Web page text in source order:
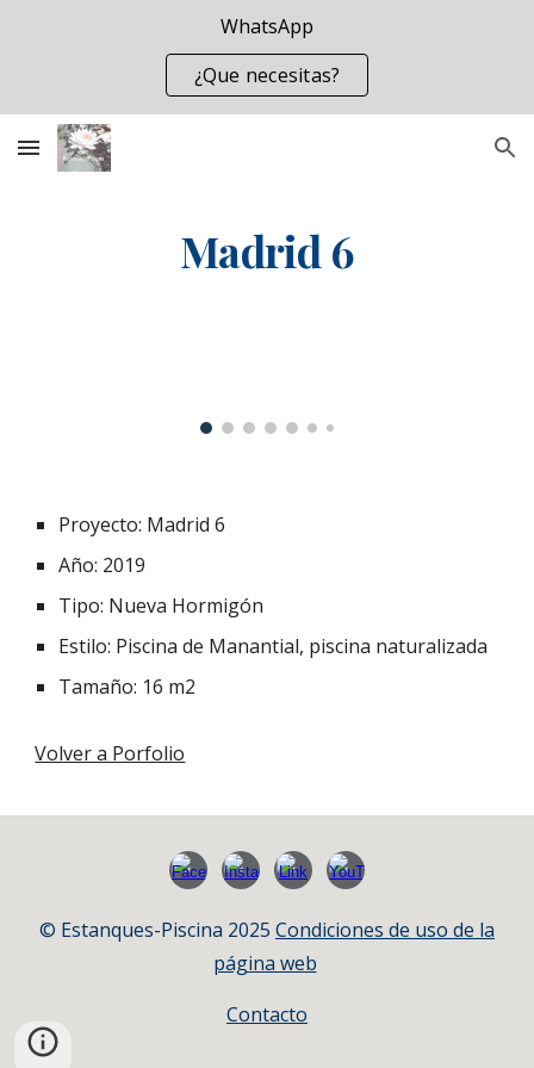
WhatsApp
¿Que necesitas?
Madrid 6
Proyecto: Madrid 6
Año: 2019
Tipo: Nueva Hormigón
Estilo: Piscina de Manantial, piscina naturalizada
Tamaño: 16 m2
Volver a Porfolio
© Estanques-Piscina 2025 Condiciones de uso de la
página web
Contacto